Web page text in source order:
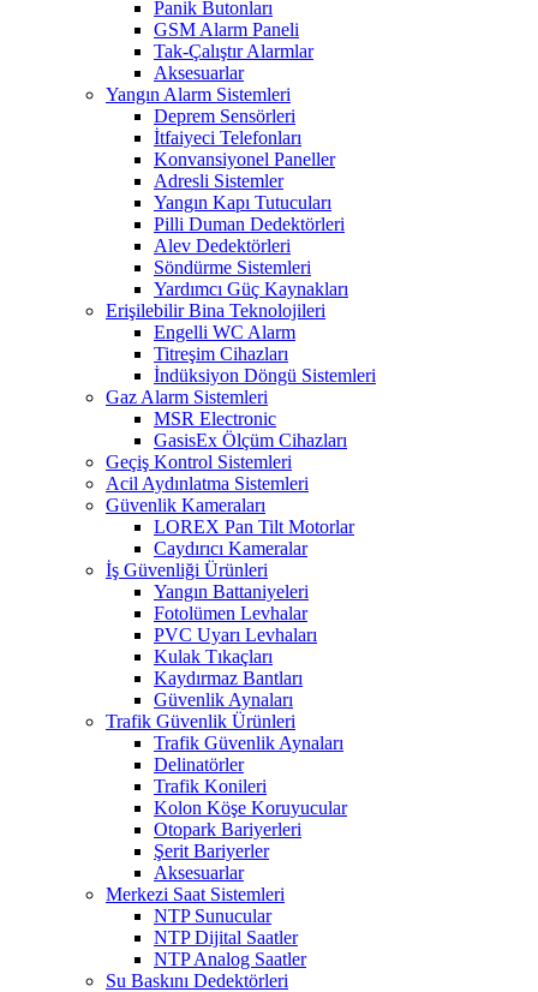
Panik Butonları
GSM Alarm Paneli
Tak-Çalıştır Alarmlar
Aksesuarlar
Yangın Alarm Sistemleri
Deprem Sensörleri
İtfaiyeci Telefonları
Konvansiyonel Paneller
Adresli Sistemler
Yangın Kapı Tutucuları
Pilli Duman Dedektörleri
Alev Dedektörleri
Söndürme Sistemleri
Yardımcı Güç Kaynakları
Erişilebilir Bina Teknolojileri
Engelli WC Alarm
Titreşim Cihazları
İndüksiyon Döngü Sistemleri
Gaz Alarm Sistemleri
MSR Electronic
GasisEx Ölçüm Cihazları
Geçiş Kontrol Sistemleri
Acil Aydınlatma Sistemleri
Güvenlik Kameraları
LOREX Pan Tilt Motorlar
Caydırıcı Kameralar
İş Güvenliği Ürünleri
Yangın Battaniyeleri
Fotolümen Levhalar
PVC Uyarı Levhaları
Kulak Tıkaçları
Kaydırmaz Bantları
Güvenlik Aynaları
Trafik Güvenlik Ürünleri
Trafik Güvenlik Aynaları
Delinatörler
Trafik Konileri
Kolon Köşe Koruyucular
Otopark Bariyerleri
Şerit Bariyerler
Aksesuarlar
Merkezi Saat Sistemleri
NTP Sunucular
NTP Dijital Saatler
NTP Analog Saatler
Su Baskını Dedektörleri